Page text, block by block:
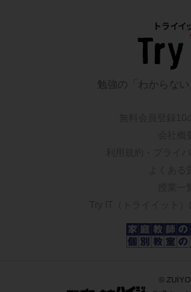
勉強の「わからな
© ZUIYO